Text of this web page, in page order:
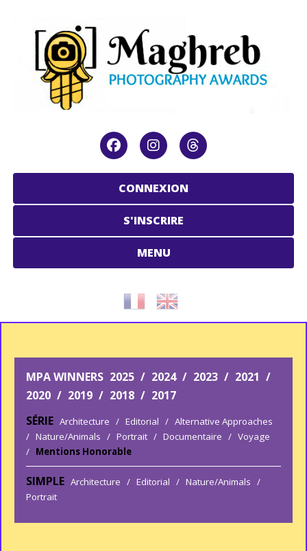
CONNEXION
S'INSCRIRE
MENU
MPA WINNERS 2025 / 2024 / 2023 / 2021 /
2020 / 2019 / 2018 / 2017
SÉRIE Architecture / Editorial / Alternative Approaches
/ Nature/Animals / Portrait / Documentaire / Voyage
/ Mentions Honorable
SIMPLE Architecture / Editorial / Nature/Animals /
Portrait